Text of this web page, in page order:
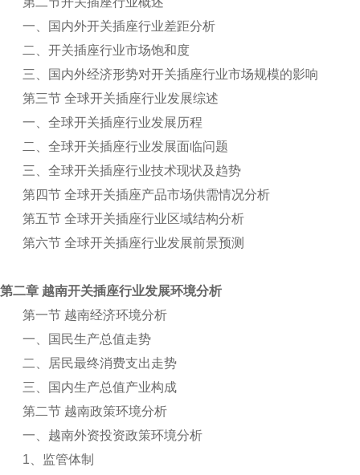
一、国内外开关插座行业差距分析
二、开关插座行业市场饱和度
三、国内外经济形势对开关插座行业市场规模的影响
第三节 全球开关插座行业发展综述
一、全球开关插座行业发展历程
二、全球开关插座行业发展面临问题
三、全球开关插座行业技术现状及趋势
第四节 全球开关插座产品市场供需情况分析
第五节 全球开关插座行业区域结构分析
第六节 全球开关插座行业发展前景预测
第二章 越南开关插座行业发展环境分析
第一节 越南经济环境分析
一、国民生产总值走势
二、居民最终消费支出走势
三、国内生产总值产业构成
第二节 越南政策环境分析
一、越南外资投资政策环境分析
1 、监管体制